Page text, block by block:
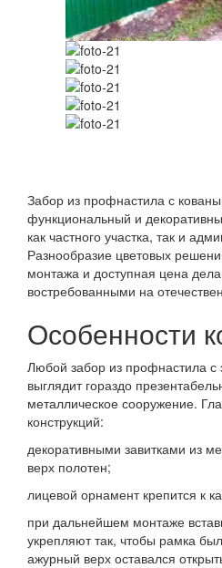
Забор из профнастила с
функциональный и
как частного участка, так и
Разнообразие цветовых
монтажа и доступная цена
востребованными на
Особенности
Любой забор из профнастила с
выглядит гораздо
металлическое сооружение.
конструкций:
декоративными завитками из
верх полотен;
лицевой орнамент крепится к
при дальнейшем монтаже
укрепляют так, чтобы рамка
ажурный верх оставался